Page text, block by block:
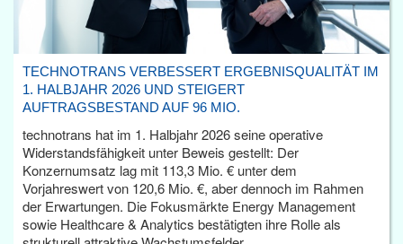
TECHNOTRANS VERBESSERT ERGEBNISQUALITÄT IM
1. HALBJAHR 2026 UND STEIGERT
AUFTRAGSBESTAND AUF 96 MIO.
technotrans hat im 1. Halbjahr 2026 seine operative
Widerstandsfähigkeit unter Beweis gestellt: Der
Konzernumsatz lag mit 113,3 Mio. € unter dem
Vorjahreswert von 120,6 Mio. €, aber dennoch im Rahmen
der Erwartungen. Die Fokusmärkte Energy Management
sowie Healthcare & Analytics bestätigten ihre Rolle als